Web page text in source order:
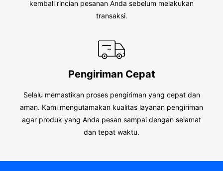
kembali rincian pesanan Anda sebelum melakukan
transaksi.
Pengiriman Cepat
Selalu memastikan proses pengiriman yang cepat dan
aman. Kami mengutamakan kualitas layanan pengiriman
agar produk yang Anda pesan sampai dengan selamat
dan tepat waktu.